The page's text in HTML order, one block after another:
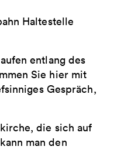
Haltestelle
entlang des
Sie hier mit
Gespräch,
die sich auf
man den